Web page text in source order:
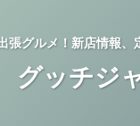
張グルメ！新店情報
グッチジ